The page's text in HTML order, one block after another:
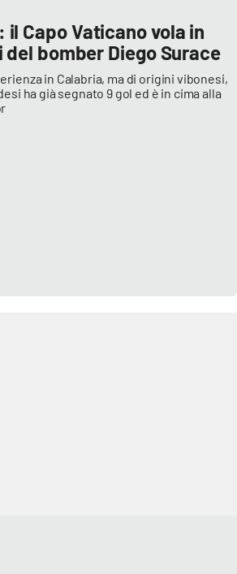
il Capo Vaticano vola in
bomber Diego Surace
in Calabria, ma di origini vibonesi,
ha già segnato 9 gol ed è in cima alla